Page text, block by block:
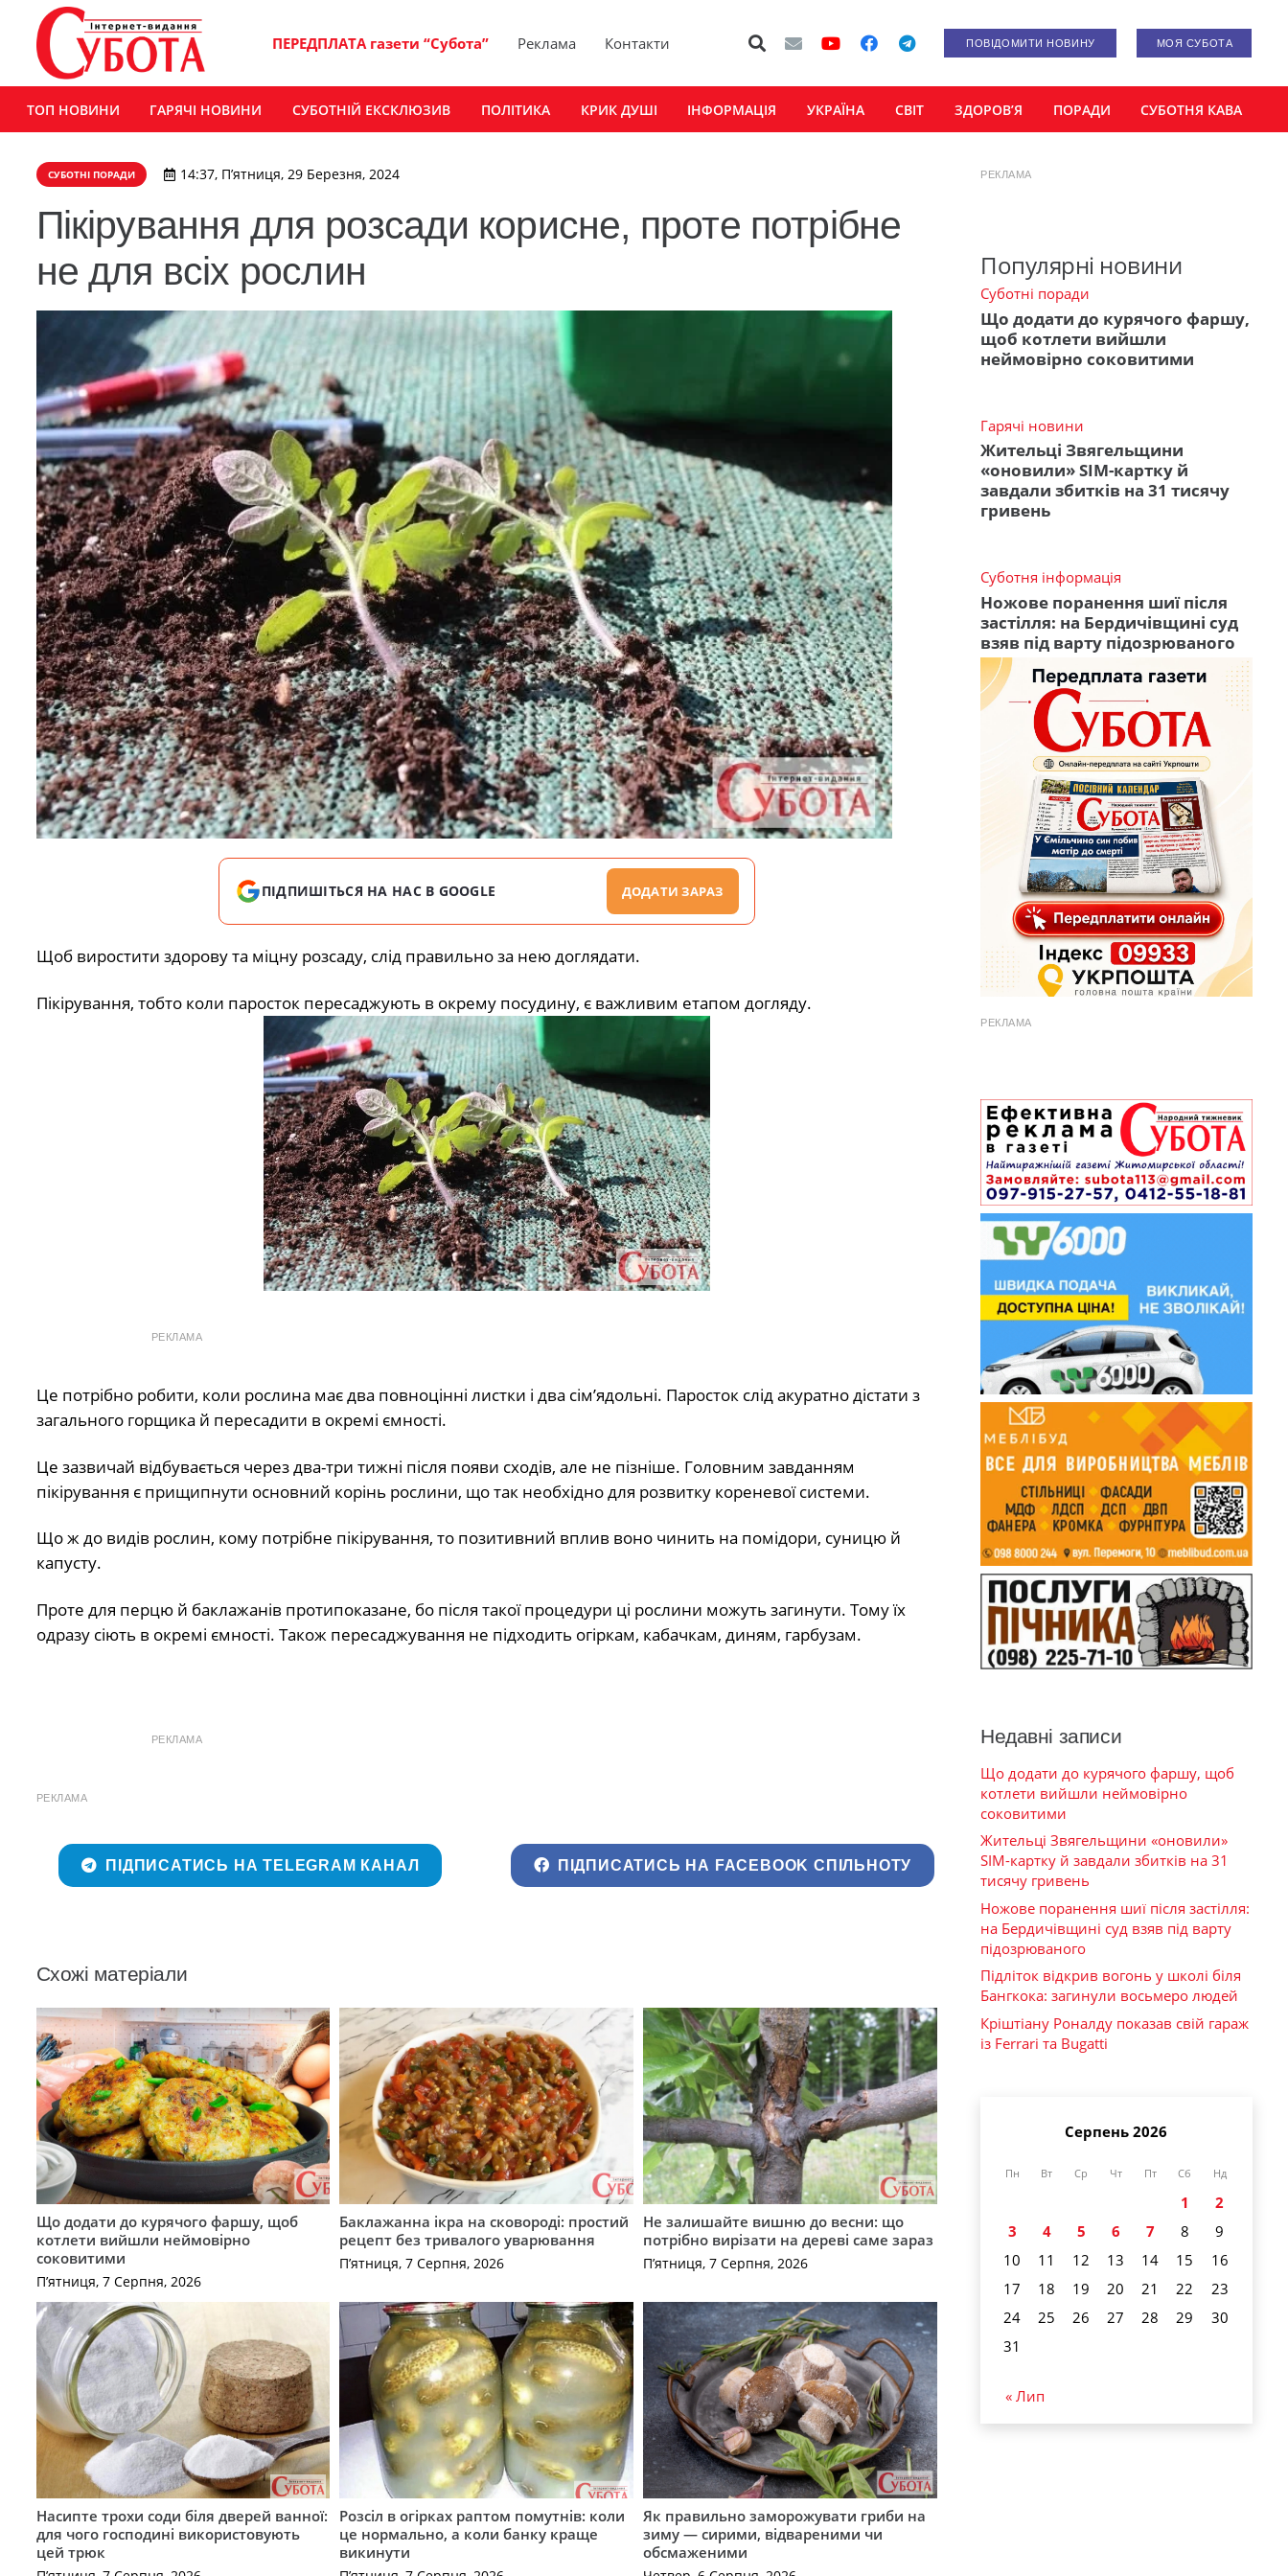
ПЕРЕДПЛАТА газети “Субота” Реклама Контакти ПОВІДОМИТИ НОВИНУ МОЯ СУБОТА
ТОП НОВИНИ ГАРЯЧІ НОВИНИ СУБОТНІЙ ЕКСКЛЮЗИВ ПОЛІТИКА КРИК ДУШІ ІНФОРМАЦІЯ УКРАЇНА СВІТ ЗДОРОВ’Я ПОРАДИ СУБОТНЯ КАВА
СУБОТНІ ПОРАДИ 14:37, П’ятниця, 29 Березня, 2024
Пікірування для розсади корисне, проте потрібне
не для всіх рослин
ПІДПИШІТЬСЯ НА НАС В GOOGLE ДОДАТИ ЗАРАЗ
Щоб виростити здорову та міцну розсаду, слід правильно за нею доглядати.
Пікірування, тобто коли паросток пересаджують в окрему посудину, є важливим етапом догляду.
РЕКЛАМА
Це потрібно робити, коли рослина має два повноцінні листки і два сім’ядольні. Паросток слід акуратно дістати з
загального горщика й пересадити в окремі ємності.
Це зазвичай відбувається через два-три тижні після появи сходів, але не пізніше. Головним завданням
пікірування є прищипнути основний корінь рослини, що так необхідно для розвитку кореневої системи.
Що ж до видів рослин, кому потрібне пікірування, то позитивний вплив воно чинить на помідори, суницю й
капусту.
Проте для перцю й баклажанів протипоказане, бо після такої процедури ці рослини можуть загинути. Тому їх
одразу сіють в окремі ємності. Також пересаджування не підходить огіркам, кабачкам, диням, гарбузам.
РЕКЛАМА
РЕКЛАМА
ПІДПИСАТИСЬ НА TELEGRAM КАНАЛ ПІДПИСАТИСЬ НА FACEBOOK СПІЛЬНОТУ
Схожі матеріали
Що додати до курячого фаршу, щоб
котлети вийшли неймовірно
соковитими
П’ятниця, 7 Серпня, 2026
Баклажанна ікра на сковороді: простий
рецепт без тривалого уварювання
П’ятниця, 7 Серпня, 2026
Не залишайте вишню до весни: що
потрібно вирізати на дереві саме зараз
П’ятниця, 7 Серпня, 2026
Насипте трохи соди біля дверей ванної:
для чого господині використовують
цей трюк
Розсіл в огірках раптом помутнів: коли
це нормально, а коли банку краще
викинути
Як правильно заморожувати гриби на
зиму — сирими, відвареними чи
обсмаженими
РЕКЛАМА
Популярні новини
Суботні поради
Що додати до курячого фаршу,
щоб котлети вийшли
неймовірно соковитими
Гарячі новини
Жительці Звягельщини
«оновили» SIM-картку й
завдали збитків на 31 тисячу
гривень
Суботня інформація
Ножове поранення шиї після
застілля: на Бердичівщині суд
взяв під варту підозрюваного
РЕКЛАМА
Недавні записи
Що додати до курячого фаршу, щоб
котлети вийшли неймовірно
соковитими
Жительці Звягельщини «оновили»
SIM-картку й завдали збитків на 31
тисячу гривень
Ножове поранення шиї після застілля:
на Бердичівщині суд взяв під варту
підозрюваного
Підліток відкрив вогонь у школі біля
Бангкока: загинули восьмеро людей
Кріштіану Роналду показав свій гараж
із Ferrari та Bugatti
Серпень 2026
Пн Вт Ср Чт Пт Сб Нд
1
2
3
4 5 6 7 8
9
10
11 12 13 14 15
16
17
18 19 20 21 22
23
24
25 26 27 28 29
30
31
« Лип